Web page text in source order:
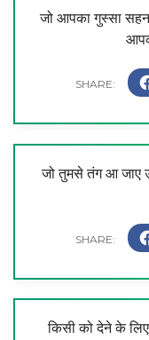
जो आपका गुस्सा
जो तुमसे तंग आ जाए
किसी को देने के